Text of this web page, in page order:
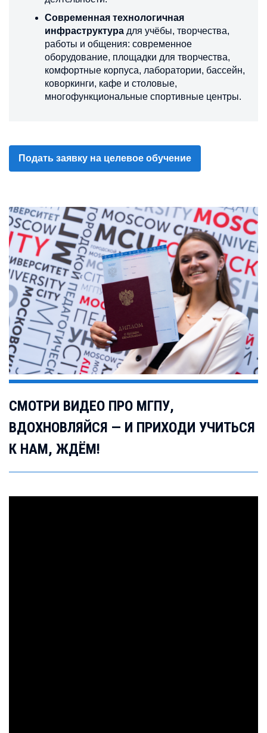
Современная технологичная
инфраструктура для учёбы, творчества,
работы и общения: современное
оборудование, площадки для творчества,
комфортные корпуса, лаборатории, бассейн,
коворкинги, кафе и столовые,
многофункциональные спортивные центры.
Подать заявку на целевое обучение
СМОТРИ ВИДЕО ПРО МГПУ,
ВДОХНОВЛЯЙСЯ — И ПРИХОДИ УЧИТЬСЯ
К НАМ, ЖДЁМ!